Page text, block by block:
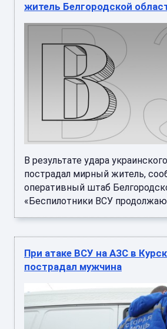
житель Белгородской
В результате удара
пострадал мирный житель,
оперативный штаб
«Беспилотники ВСУ
При атаке ВСУ на АЗС в
пострадал мужчина